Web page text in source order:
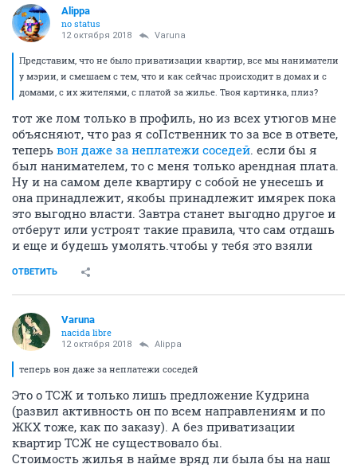
Alippa
no status
12 октября 2018 Varuna
Представим, что не было приватизации квартир, все мы наниматели
у мэрии, и смешаем с тем, что и как сейчас происходит в домах и с
домами, с их жителями, с платой за жилье. Твоя картинка, плиз?
тот же лом только в профиль, но из всех утюгов мне
объясняют, что раз я соПственник то за все в ответе,
теперь вон даже за неплатежи соседей. если бы я
был нанимателем, то с меня только арендная плата.
Ну и на самом деле квартиру с собой не унесешь и
она принадлежит, якобы принадлежит имярек пока
это выгодно власти. Завтра станет выгодно другое и
отберут или устроят такие правила, что сам отдашь
и еще и будешь умолять.чтобы у тебя это взяли
ОТВЕТИТЬ
Varuna
nacida libre
12 октября 2018 Alippa
теперь вон даже за неплатежи соседей
Это о ТСЖ и только лишь предложение Кудрина
(развил активность он по всем направлениям и по
ЖКХ тоже, как по заказу). А без приватизации
квартир ТСЖ не существовало бы.
Стоимость жилья в найме вряд ли была бы на наш